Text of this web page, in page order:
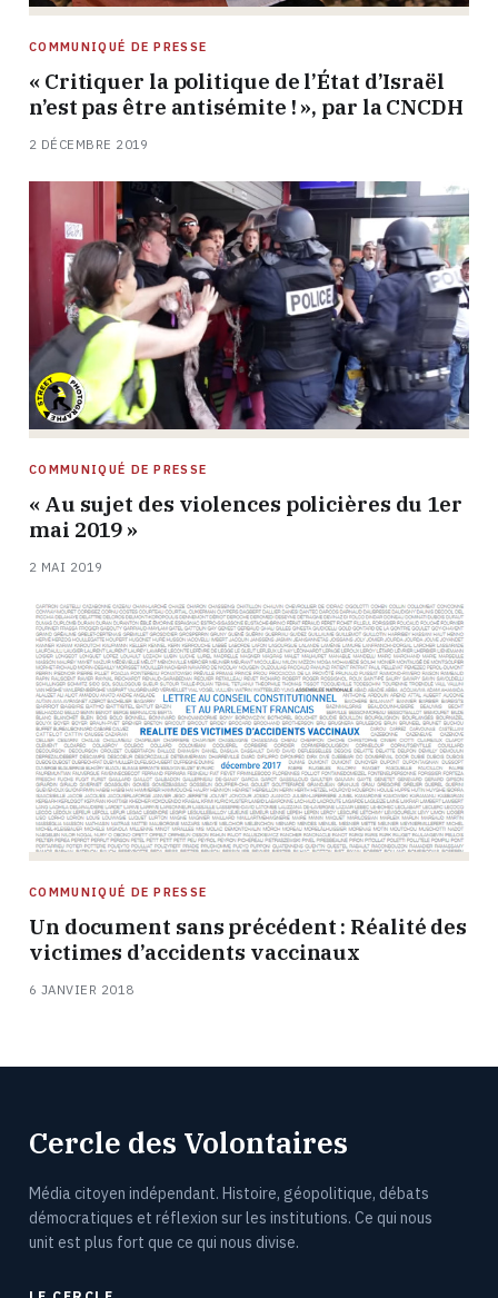
COMMUNIQUÉ DE PRESSE
« Critiquer la politique de l’État d’Israël
n’est pas être antisémite ! », par la CNCDH
2 DÉCEMBRE 2019
COMMUNIQUÉ DE PRESSE
« Au sujet des violences policières du 1er
mai 2019 »
2 MAI 2019
COMMUNIQUÉ DE PRESSE
Un document sans précédent : Réalité des
victimes d’accidents vaccinaux
6 JANVIER 2018
Cercle des Volontaires
Média citoyen indépendant. Histoire, géopolitique, débats
démocratiques et réflexion sur les institutions. Ce qui nous
unit est plus fort que ce qui nous divise.